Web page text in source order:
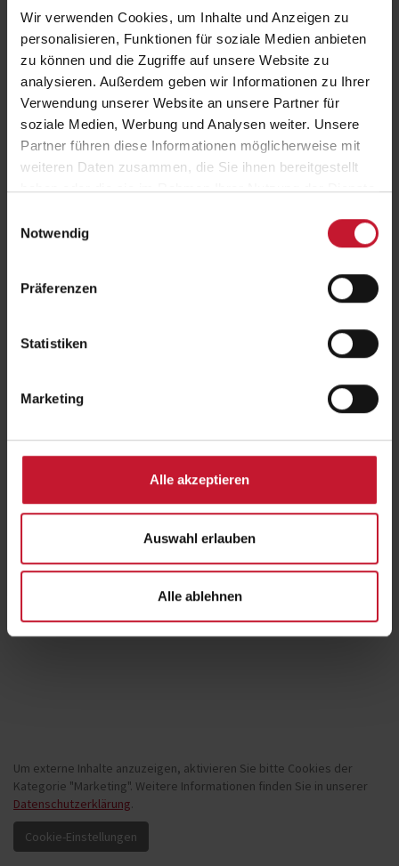
Wir verwenden Cookies, um Inhalte und Anzeigen zu
personalisieren, Funktionen für soziale Medien anbieten
zu können und die Zugriffe auf unsere Website zu
analysieren. Außerdem geben wir Informationen zu Ihrer
Verwendung unserer Website an unsere Partner für
soziale Medien, Werbung und Analysen weiter. Unsere
Partner führen diese Informationen möglicherweise mit
weiteren Daten zusammen, die Sie ihnen bereitgestellt
haben oder die sie im Rahmen Ihrer Nutzung der Dienste
Notwendig
Präferenzen
Statistiken
Marketing
Alle akzeptieren
Auswahl erlauben
Alle ablehnen
- Was Betroffene konkret tun können, wenn sie mit Training beginnen
möchten
- Der Weg von der Datenauswertung über Publikationen bis zur
Dissertation
- Persönliche Learnings aus der Promotion: Belastbarkeit,
Problemlösung, Durchhalten
- Warum sich eine Promotion aus heutiger Sicht für Andreas absolut
gelohnt hat
Besonderes Highlight:
Die Forschungsergebnisse führten u. a. zu einer Einladung in eine
WHO-Expertengruppe, die sich mit der Weiterentwicklung der
Diese Folge ist ideal für dich, wenn du:
- mehr über Post-Covid und Trainingstherapie erfahren willst
Jetzt reinhören bei Studieren mit Gehalt – und einen tiefen Einblick in
Um externe Inhalte anzuzeigen, aktivieren Sie bitte Cookies der
Kategorie "Marketing". Weitere Informationen finden Sie in unserer
Datenschutzerklärung.